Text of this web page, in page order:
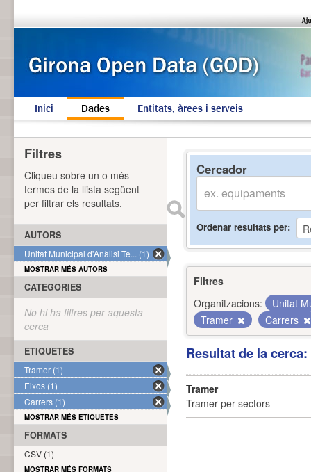
Inici Dades Entitats, àrees i serveis
Cercador
Ordenar resultats per
Filtres
Organitzacions:
Unitat
Tramer
Carrers
Resultat de la
Tramer
Tramer per sectors
Filtres
Cliqueu sobre un o més
termes de la llista següent
per filtrar els resultats.
AUTORS
Unitat Municipal d'Anàlisi Te... (1)
MOSTRAR MÉS AUTORS
CATEGORIES
No hi ha filtres per aquesta
cerca
ETIQUETES
Tramer (1)
Eixos (1)
Carrers (1)
MOSTRAR MÉS ETIQUETES
FORMATS
CSV (1)
MOSTRAR MÉS FORMATS